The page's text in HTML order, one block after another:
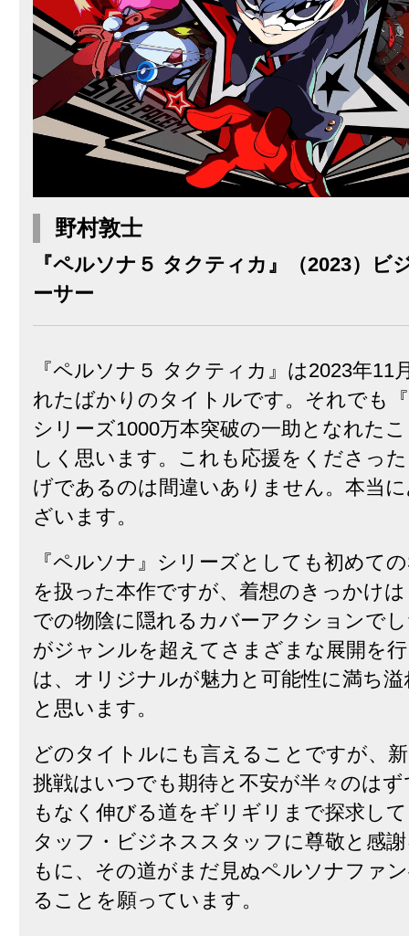
野村敦士
『ペルソナ５ タクティカ』（2023）ビ
ーサー
『ペルソナ５ タクティカ』は2023年11
れたばかりのタイトルです。それでも
シリーズ1000万本突破の一助となれた
しく思います。これも応援をくださっ
げであるのは間違いありません。本当
ざいます。
『ペルソナ』シリーズとしても初めて
を扱った本作ですが、着想のきっかけ
での物陰に隠れるカバーアクションで
がジャンルを超えてさまざまな展開を
は、オリジナルが魅力と可能性に満ち
と思います。
どのタイトルにも言えることですが、
挑戦はいつでも期待と不安が半々のは
もなく伸びる道をギリギリまで探求し
タッフ・ビジネススタッフに尊敬と感
もに、その道がまだ見ぬペルソナファ
ることを願っています。